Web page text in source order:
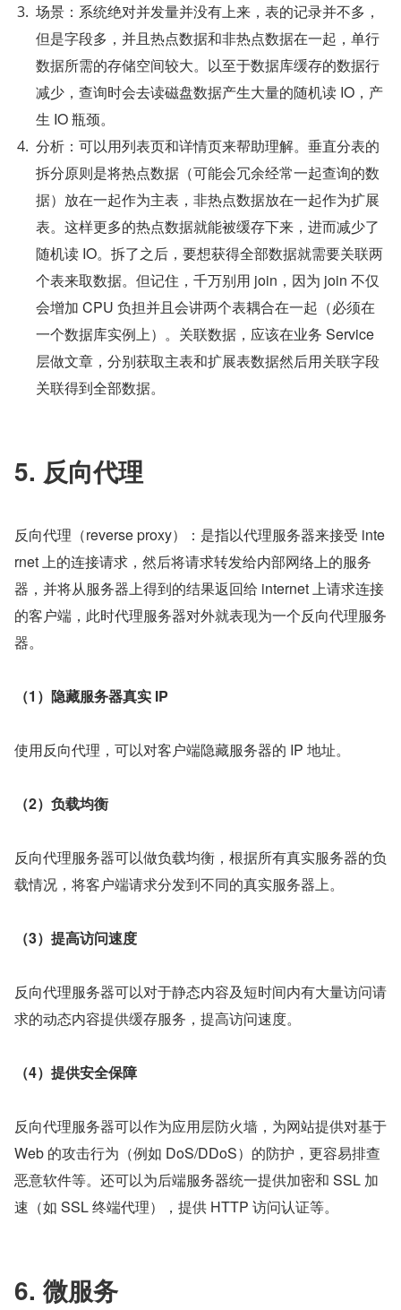
场景：系统绝对并发量并没有上来，表的记录并不多，
但是字段多，并且热点数据和非热点数据在一起，单行
数据所需的存储空间较大。以至于数据库缓存的数据行
减少，查询时会去读磁盘数据产生大量的随机读 IO，产
生 IO 瓶颈。
分析：可以用列表页和详情页来帮助理解。垂直分表的
拆分原则是将热点数据（可能会冗余经常一起查询的数
据）放在一起作为主表，非热点数据放在一起作为扩展
表。这样更多的热点数据就能被缓存下来，进而减少了
随机读 IO。拆了之后，要想获得全部数据就需要关联两
个表来取数据。但记住，千万别用 join，因为 join 不仅
会增加 CPU 负担并且会讲两个表耦合在一起（必须在
一个数据库实例上）。关联数据，应该在业务 Service
层做文章，分别获取主表和扩展表数据然后用关联字段
关联得到全部数据。
5. 反向代理
反向代理（reverse proxy）：是指以代理服务器来接受 inte
rnet 上的连接请求，然后将请求转发给内部网络上的服务
器，并将从服务器上得到的结果返回给 internet 上请求连接
的客户端，此时代理服务器对外就表现为一个反向代理服务
器。
（1）隐藏服务器真实 IP
使用反向代理，可以对客户端隐藏服务器的 IP 地址。
（2）负载均衡
反向代理服务器可以做负载均衡，根据所有真实服务器的负
载情况，将客户端请求分发到不同的真实服务器上。
（3）提高访问速度
反向代理服务器可以对于静态内容及短时间内有大量访问请
求的动态内容提供缓存服务，提高访问速度。
（4）提供安全保障
反向代理服务器可以作为应用层防火墙，为网站提供对基于
Web 的攻击行为（例如 DoS/DDoS）的防护，更容易排查
恶意软件等。还可以为后端服务器统一提供加密和 SSL 加
速（如 SSL 终端代理），提供 HTTP 访问认证等。
6. 微服务